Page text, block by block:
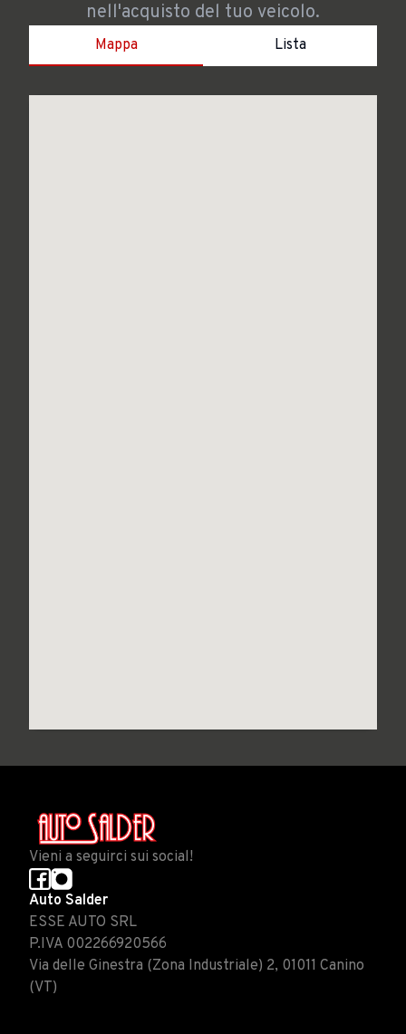
nell'acquisto del tuo veicolo.
Mappa Lista
Vieni a seguirci sui social!
Auto Salder
ESSE AUTO SRL
P.IVA 002266920566
Via delle Ginestra (Zona Industriale) 2, 01011 Canino
(VT)